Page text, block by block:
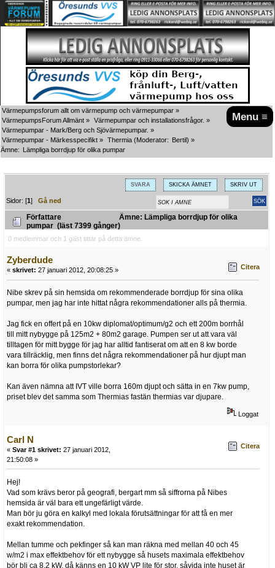
Menu ≡
Värmepumpsforum allt om värmepump och värmepumpar »
VärmepumpsForum Allmänt » Värmepumpar och installationsfrågor. »
Värmepumpar - Mark/Berg och Sjövärmepumpar. »
Värmepumpar - Märkesspecifikt » Thermia (Moderator: Bertil) »
Ämne: Lämpliga borrdjup för olika pumpar
SVARA SKICKA ÄMNET SKRIV UT
Sidor: [1]Gå ned
Författare
Ämne: Lämpliga borrdjup för olika
pumpar (läst 7399 gånger)
0 medlemmar och 1 gäst tittar på detta ämne.
Zyberdude
« skrivet: 27 januari 2012, 20:08:25 » Citera
Nibe skrev på sin hemsida om rekommenderade borrdjup för sina olika
pumpar, men jag har inte hittat några rekommendationer alls på thermia.
Jag fick en offert på en 10kw diplomat/optimum/g2 och ett 200m borrhål
till mitt nybygge på 125m2 + 80m2 garage. Pumpen ser ut att vara väl
tilltagen för mitt bygge för jag har alltid fantiserat om att en 8 kw borde
vara tillräcklig, men finns det några rekommendationer på hur djupt man
kan borra för olika pumpstorlekar?
Kan även nämna att IVT ville borra 160m djupt och sätta in en 7kw pump,
priset blev det samma som Thermias fastän thermias var djupare.
Loggat
Carl N
« Svar #1 skrivet: 27 januari 2012,
21:50:08 »
Citera
Hej!
Vad som krävs beror på geografi, bergart mm så siffrorna på Nibes
hemsida är väl bara ett ungefärligt värde.
Man bör ju göra en kalkyl med lokala förutsättningar för att få en mer
exakt rekommendation.
Mellan tumme och pekfinger så kan man räkna med mellan 40 och 45
w/m2 i max effektbehov för ett nybygge så husets maximala effektbehov
bör bli ca 8,2 kW, då känns en 10 kW VP lite för stor, såvida inte huset är